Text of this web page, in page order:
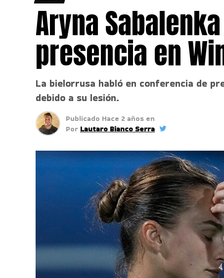
Aryna
presencia en
La bielorrusa habló en conferencia de
debido a su lesión.
Publicado Hace 2 años en
Por Lautaro Bianco Serra